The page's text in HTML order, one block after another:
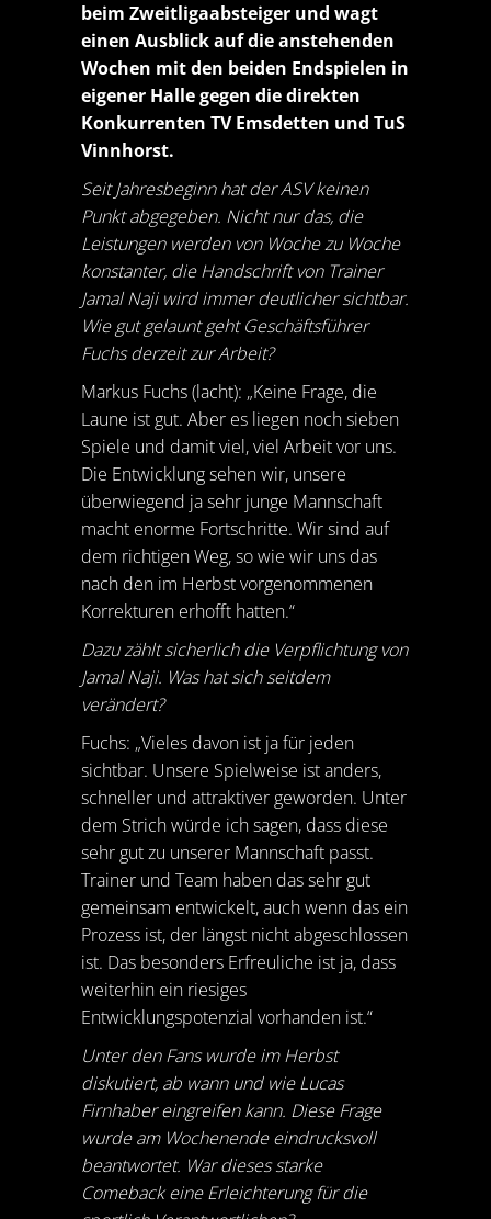
beim Zweitligaabsteiger und wagt
einen Ausblick auf die anstehenden
Wochen mit den beiden Endspielen in
eigener Halle gegen die direkten
Konkurrenten TV Emsdetten und TuS
Vinnhorst.
Seit Jahresbeginn hat der ASV keinen
Punkt abgegeben. Nicht nur das, die
Leistungen werden von Woche zu Woche
konstanter, die Handschrift von Trainer
Jamal Naji wird immer deutlicher sichtbar.
Wie gut gelaunt geht Geschäftsführer
Fuchs derzeit zur Arbeit?
Markus Fuchs (lacht): „Keine Frage, die
Laune ist gut. Aber es liegen noch sieben
Spiele und damit viel, viel Arbeit vor uns.
Die Entwicklung sehen wir, unsere
überwiegend ja sehr junge Mannschaft
macht enorme Fortschritte. Wir sind auf
dem richtigen Weg, so wie wir uns das
nach den im Herbst vorgenommenen
Korrekturen erhofft hatten.“
Dazu zählt sicherlich die Verpflichtung von
Jamal Naji. Was hat sich seitdem
verändert?
Fuchs: „Vieles davon ist ja für jeden
sichtbar. Unsere Spielweise ist anders,
schneller und attraktiver geworden. Unter
dem Strich würde ich sagen, dass diese
sehr gut zu unserer Mannschaft passt.
Trainer und Team haben das sehr gut
gemeinsam entwickelt, auch wenn das ein
Prozess ist, der längst nicht abgeschlossen
ist. Das besonders Erfreuliche ist ja, dass
weiterhin ein riesiges
Entwicklungspotenzial vorhanden ist.“
Unter den Fans wurde im Herbst
diskutiert, ab wann und wie Lucas
Firnhaber eingreifen kann. Diese Frage
wurde am Wochenende eindrucksvoll
beantwortet. War dieses starke
Comeback eine Erleichterung für die